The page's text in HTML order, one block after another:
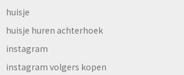
huisje
huisje huren achterhoek
instagram
instagram volgers kopen